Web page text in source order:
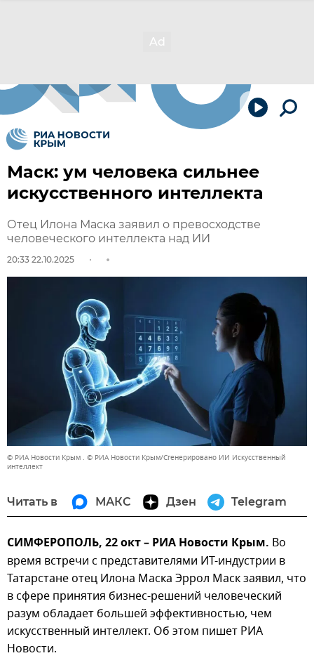
Маск: ум человека сильнее
искусственного интеллекта
Отец Илона Маска заявил о превосходстве
человеческого интеллекта над ИИ
20:33 22.10.2025
© РИА Новости Крым . © РИА Новости Крым/Сгенерировано ИИ Искусственный
интеллект
Читать в МАКС Дзен Telegram
СИМФЕРОПОЛЬ, 22 окт – РИА Новости Крым. Во
время встречи с представителями ИТ-индустрии в
Татарстане отец Илона Маска Эррол Маск заявил, что
в сфере принятия бизнес-решений человеческий
разум обладает большей эффективностью, чем
искусственный интеллект. Об этом пишет РИА
Новости.